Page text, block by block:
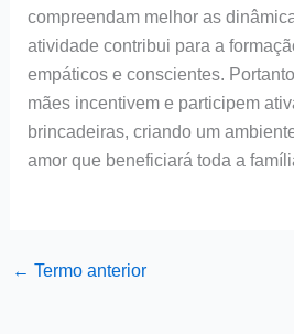
compreendam melhor as
atividade contribui para a
empáticos e conscientes.
mães incentivem e participem
brincadeiras, criando um
amor que beneficiará toda a
← Termo anterior